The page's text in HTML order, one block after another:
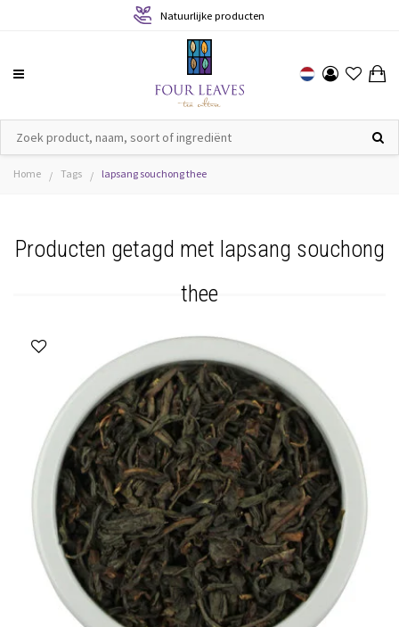
Natuurlijke producten
Home / Tags / lapsang souchong thee
Producten getagd met lapsang souchong
thee